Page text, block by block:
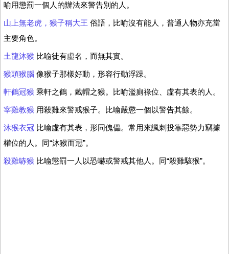
喻用懲罰一個人的辦法來警告別的人。
山上無老虎，猴子稱大王 俗語，比喻沒有能人，普通人物亦充當
主要角色。
土龍沐猴 比喻徒有虛名，而無其實。
猴頭猴腦 像猴子那樣好動，形容行動浮躁。
軒鶴冠猴 乘軒之鶴，戴帽之猴。比喻濫廁祿位、虛有其表的人。
宰雞教猴 用殺雞來警戒猴子。比喻嚴懲一個以警告其餘。
沐猴衣冠 比喻虛有其表，形同傀儡。常用來諷刺投靠惡勢力竊據
權位的人。同“沐猴而冠”。
殺雞哧猴 比喻懲罰一人以恐嚇或警戒其他人。同“殺雞駭猴”。